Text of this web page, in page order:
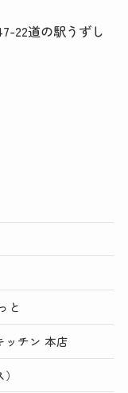
22道の駅うずし
と
ッチン 本店